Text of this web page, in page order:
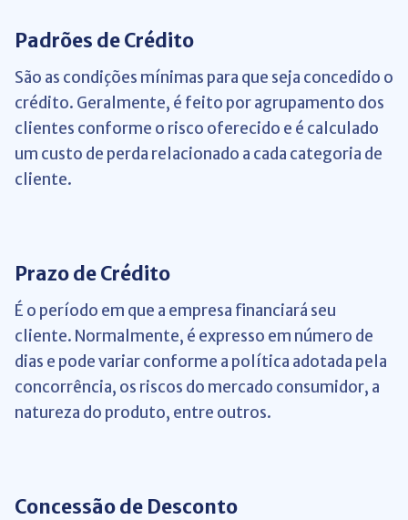
Padrões de Crédito
São as condições mínimas para que seja concedido o
crédito. Geralmente, é feito por agrupamento dos
clientes conforme o risco oferecido e é calculado
um custo de perda relacionado a cada categoria de
cliente.
Prazo de Crédito
É o período em que a empresa financiará seu
cliente. Normalmente, é expresso em número de
dias e pode variar conforme a política adotada pela
concorrência, os riscos do mercado consumidor, a
natureza do produto, entre outros.
Concessão de Desconto